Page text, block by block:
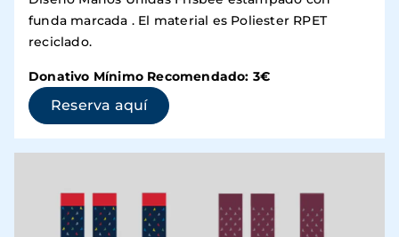
funda marcada . El material es Poliester RPET
reciclado.
Donativo Mínimo Recomendado: 3€
Reserva aquí(se abre en una ventana nueva)